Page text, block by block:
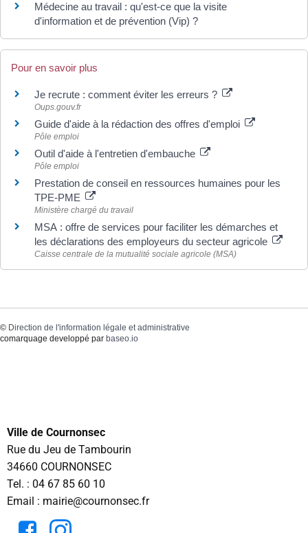
Médecine au travail : qu'est-ce que la visite
d'information et de prévention (Vip) ?
Pour en savoir plus
Je recrute : comment éviter les erreurs ?
Oups.gouv.fr
Guide d'aide à la rédaction des offres d'emploi
Pôle emploi
Outil d'aide à l'entretien d'embauche
Pôle emploi
Prestation de conseil en ressources humaines pour les
TPE-PME
Ministère chargé du travail
MSA : offre de services pour faciliter les démarches et
les déclarations des employeurs du secteur agricole
Caisse centrale de la mutualité sociale agricole (MSA)
© Direction de l'information légale et administrative
comarquage developpé par baseo.io
Ville de Cournonsec
Rue du Jeu de Tambourin
34660 COURNONSEC
Tel. : 04 67 85 60 10
Email : mairie@cournonsec.fr